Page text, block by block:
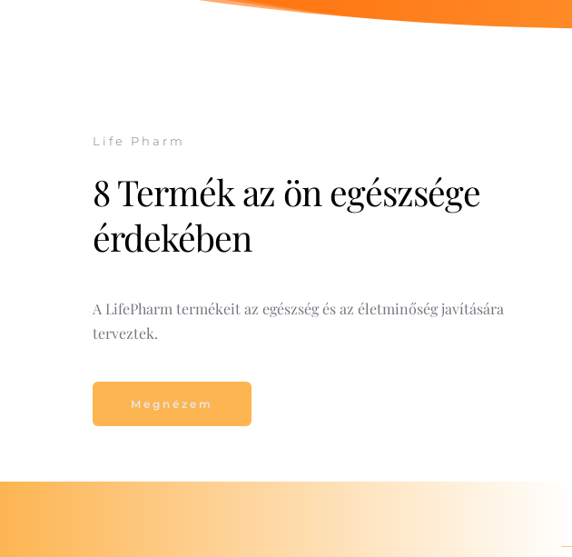
Life Pharm
8 Termék az ön egészsége
érdekében
A LifePharm termékeit az egészség és az életminőség javítására
terveztek.
Megnézem